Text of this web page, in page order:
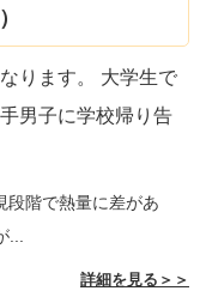
ります。 大学生で
男子に学校帰り告
段階で熱量に差があ
...
詳細を見る＞＞